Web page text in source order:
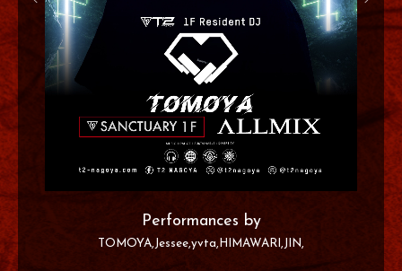
Performances by
TOMOYA Jessee yvta HIMAWARI JIN